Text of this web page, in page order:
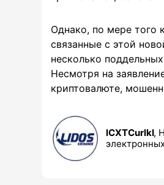
Однако, по мере того
связанные с этой
несколько
Несмотря на
криптовалюте,
lCXTCurlkI